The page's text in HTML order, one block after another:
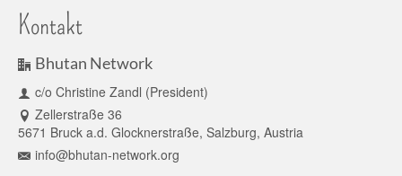
Kontakt
Bhutan Network
c/o Christine Zandl (President)
Zellerstraße 36
5671 Bruck a.d. Glocknerstraße, Salzburg, Austria
info@bhutan-network.org